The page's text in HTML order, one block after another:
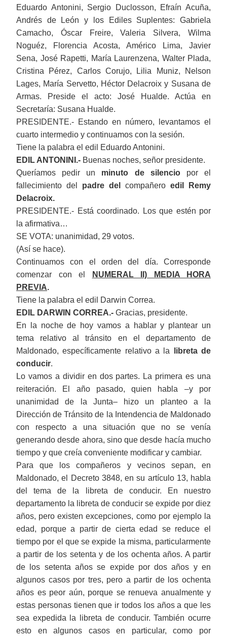
Eduardo Antonini, Sergio Duclosson, Efraín Acuña,
Andrés de León y los Ediles Suplentes: Gabriela
Camacho, Óscar Freire, Valeria Silvera, Wilma
Noguéz, Florencia Acosta, Américo Lima, Javier
Sena, José Rapetti, María Laurenzena, Walter Plada,
Cristina Pérez, Carlos Corujo, Lilia Muniz, Nelson
Lages, María Servetto, Héctor Delacroix y Susana de
Armas. Preside el acto: José Hualde. Actúa en
Secretaría: Susana Hualde.
PRESIDENTE.- Estando en número, levantamos el
cuarto intermedio y continuamos con la sesión.
Tiene la palabra el edil Eduardo Antonini.
EDIL ANTONINI.- Buenas noches, señor presidente.
Queríamos pedir un minuto de silenciopor el
fallecimiento del padre del compañero edil Remy
Delacroix.
PRESIDENTE.- Está coordinado. Los que estén por
la afirmativa…
SE VOTA: unanimidad, 29 votos.
(Así se hace).
Continuamos con el orden del día. Corresponde
comenzar con el
NUMERAL II) MEDIA HORA
PREVIA.
Tiene la palabra el edil Darwin Correa.
EDIL DARWIN CORREA.- Gracias, presidente.
En la noche de hoy vamos a hablar y plantear un
tema relativo al tránsito en el departamento de
Maldonado, específicamente relativo a la
libreta de
conducir.
Lo vamos a dividir en dos partes. La primera es una
reiteración. El año pasado, quien habla ‒y por
unanimidad de la Junta‒ hizo un planteo a la
Dirección de Tránsito de la Intendencia de Maldonado
con respecto a una situación que no se venía
generando desde ahora, sino que desde hacía mucho
tiempo y que creía conveniente modificar y cambiar.
Para que los compañeros y vecinos sepan, en
Maldonado, el Decreto 3848, en su artículo 13, habla
del tema de la libreta de conducir. En nuestro
departamento la libreta de conducir se expide por diez
años, pero existen excepciones, como por ejemplo la
edad, porque a partir de cierta edad se reduce el
tiempo por el que se expide la misma, particularmente
a partir de los setenta y de los ochenta años. A partir
de los setenta años se expide por dos años y en
algunos casos por tres, pero a partir de los ochenta
años es peor aún, porque se renueva anualmente y
estas personas tienen que ir todos los años a que les
sea expedida la libreta de conducir. También ocurre
esto en algunos casos en particular, como por